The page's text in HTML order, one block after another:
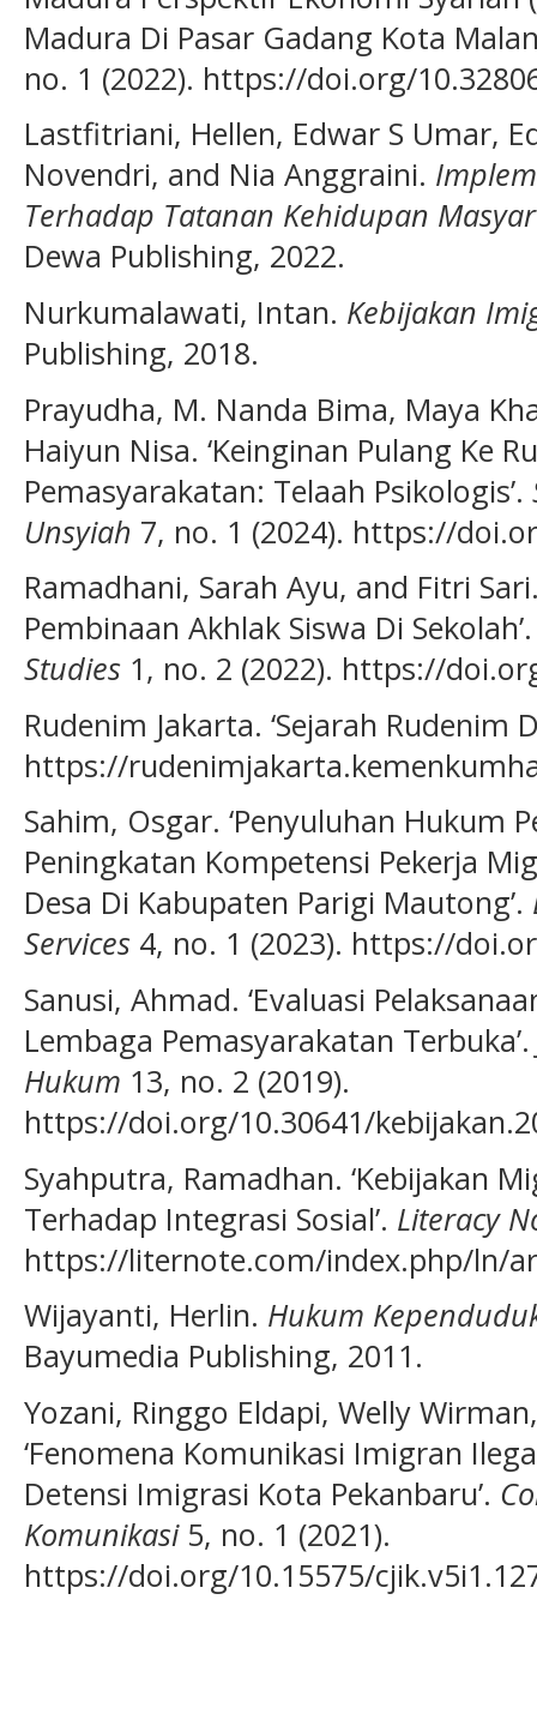
Madura Di Pasar Gadang Kota
no. 1 (2022). https://doi.org/
Lastfitriani, Hellen, Edwar S Umar,
Novendri, and Nia Anggraini.
Terhadap Tatanan Kehidupan
Dewa Publishing, 2022.
Nurkumalawati, Intan. Kebijakan
Publishing, 2018.
Prayudha, M. Nanda Bima, Maya
Haiyun Nisa. ‘Keinginan Pulang Ke
Pemasyarakatan: Telaah Psikologis’.
Unsyiah 7, no. 1 (2024). https://
Ramadhani, Sarah Ayu, and Fitri
Pembinaan Akhlak Siswa Di
Studies 1, no. 2 (2022). https://
Rudenim Jakarta. ‘Sejarah Rudenim
https://
Sahim, Osgar. ‘Penyuluhan Hukum
Peningkatan Kompetensi Pekerja
Desa Di Kabupaten Parigi Mautong’.
Services 4, no. 1 (2023). https://
Sanusi, Ahmad. ‘Evaluasi
Lembaga Pemasyarakatan Terbuka’.
Hukum 13, no. 2 (2019).
https://doi.org/10.30641/
Syahputra, Ramadhan. ‘Kebijakan
Terhadap Integrasi Sosial’. Literacy
https://liternote.com/index.php/ln/
Wijayanti, Herlin. Hukum
Bayumedia Publishing, 2011.
Yozani, Ringgo Eldapi, Welly
‘Fenomena Komunikasi Imigran
Detensi Imigrasi Kota Pekanbaru’.
Komunikasi5, no. 1 (2021).
https://doi.org/10.15575/